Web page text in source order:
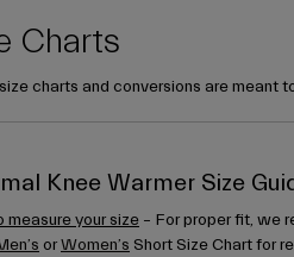
Charts
charts and conversions are meant
Knee Warmer Size
measure your size – For proper fit, we
orWomen’s Short Size Chart for